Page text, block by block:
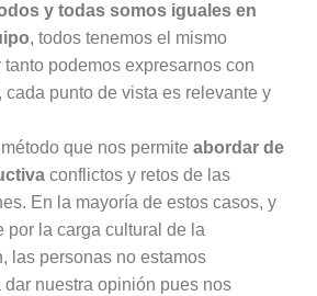
y todas somos iguales en
, todos tenemos el mismo
tanto podemos expresarnos con
cada punto de vista es relevante y
que nos permite abordar de
conflictos y retos de las
En la mayoría de estos casos, y
por la carga cultural de la
las personas no estamos
dar nuestra opinión pues nos